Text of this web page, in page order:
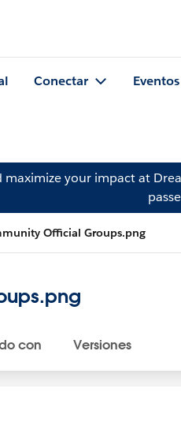
Conectar Eventos
maximize your impact at
Official Groups.png
con Versiones